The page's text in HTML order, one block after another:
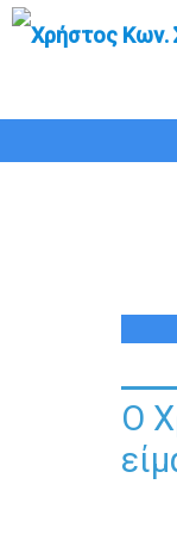
Ο
Ο